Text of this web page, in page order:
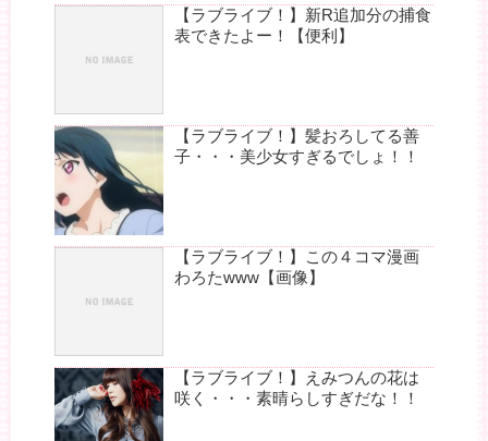
【ラブライブ！】新R追加分の捕食
表できたよー！【便利】
【ラブライブ！】髪おろしてる善
子・・・美少女すぎるでしょ！！
【ラブライブ！】この４コマ漫画
わろたwww【画像】
【ラブライブ！】えみつんの花は
咲く・・・素晴らしすぎだな！！